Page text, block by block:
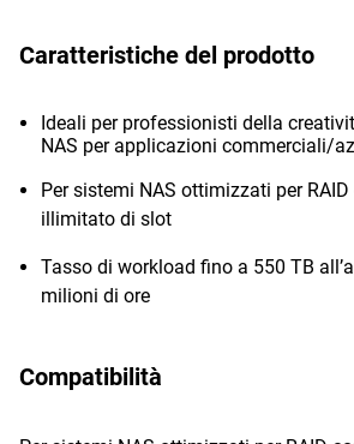
Caratteristiche del prodotto
Ideali per professionisti della
NAS per applicazioni commerciali/
Per sistemi NAS ottimizzati per
illimitato di slot
Tasso di workload fino a 550 TB
milioni di ore
Compatibilità